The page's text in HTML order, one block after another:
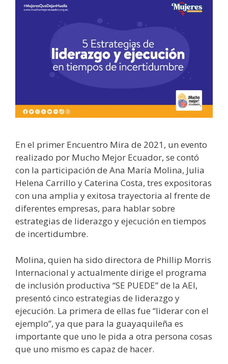
En el primer Encuentro Mira de 2021, un evento
realizado por Mucho Mejor Ecuador, se contó
con la participación de Ana María Molina, Julia
Helena Carrillo y Caterina Costa, tres expositoras
con una amplia y exitosa trayectoria al frente de
diferentes empresas, para hablar sobre
estrategias de liderazgo y ejecución en tiempos
de incertidumbre.
Molina, quien ha sido directora de Phillip Morris
Internacional y actualmente dirige el programa
de inclusión productiva “SE PUEDE” de la AEI,
presentó cinco estrategias de liderazgo y
ejecución. La primera de ellas fue “liderar con el
ejemplo”, ya que para la guayaquileña es
importante que uno le pida a otra persona cosas
que uno mismo es capaz de hacer.